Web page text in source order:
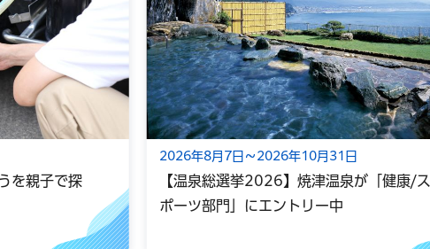
を親子で探
2026年8月7日～2026年10月31日
【温泉総選挙2026】焼津温泉が「健康/ス
ポーツ部門」にエントリー中